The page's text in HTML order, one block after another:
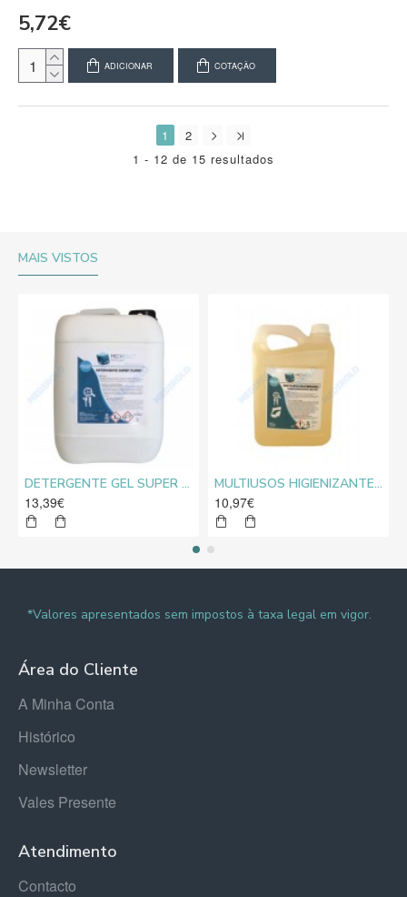
5,72€
ADICIONAR COTAÇÃO
1
2
1 - 12 de 15 resultados
MAIS VISTOS
DETERGENTE GEL SUPER CLORO MEDIROLO® 10L
13,39€
MULTIUSOS HIGIENIZANTE DESENGORDURANTE NEUTRO MEDIROLO® 5L
10,97€
*Valores apresentados sem impostos à taxa legal em vigor.
Área do Cliente
A Minha Conta
Histórico
Newsletter
Vales Presente
Atendimento
Contacto